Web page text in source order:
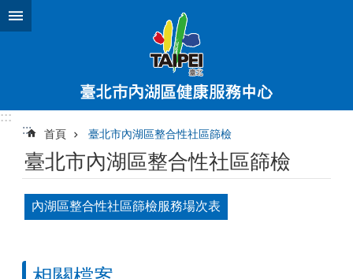
跳到主要內容區塊
:::
:::
首頁 臺北市內湖區整合性社區篩檢
臺北市內湖區整合性社區篩檢
內湖區整合性社區篩檢服務場次表